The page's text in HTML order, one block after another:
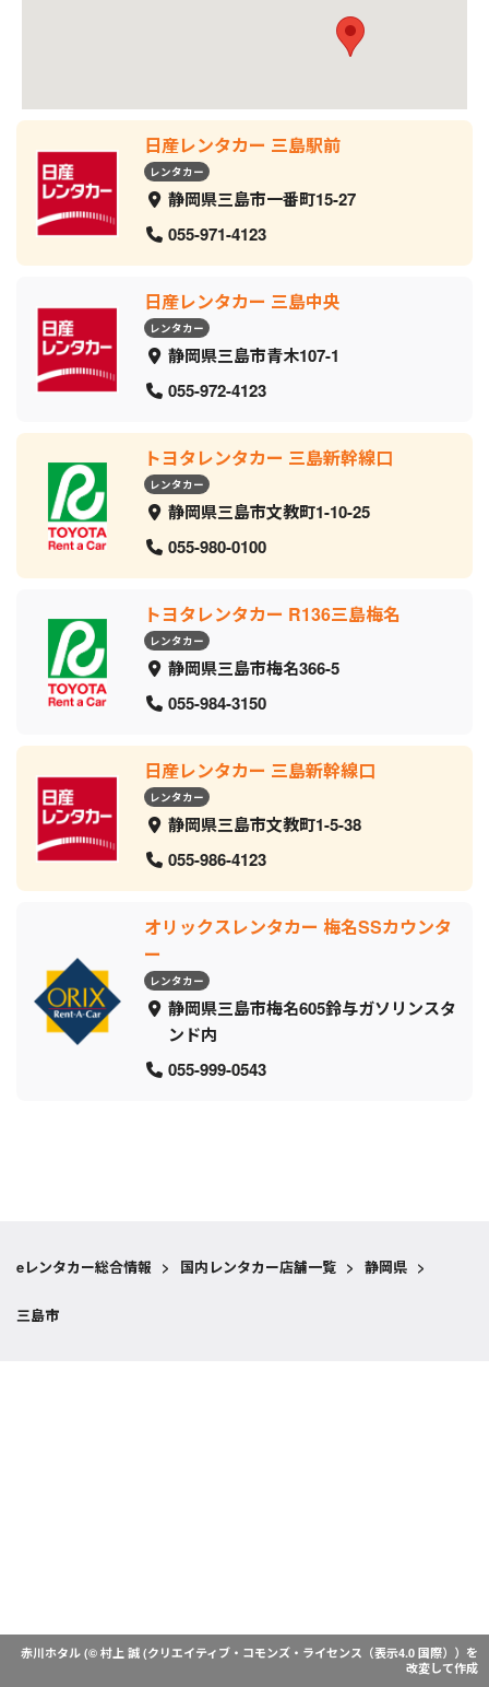
日産レンタカー 三島駅前
レンタカー
静岡県三島市一番町15-27
055-971-4123
日産レンタカー 三島中央
レンタカー
静岡県三島市青木107-1
055-972-4123
トヨタレンタカー 三島新幹線口
レンタカー
静岡県三島市文教町1-10-25
055-980-0100
トヨタレンタカー R136三島梅名
レンタカー
静岡県三島市梅名366-5
055-984-3150
日産レンタカー 三島新幹線口
レンタカー
静岡県三島市文教町1-5-38
055-986-4123
オリックスレンタカー 梅名SSカウンタ
ー
レンタカー
静岡県三島市梅名605鈴与ガソリンスタ
ンド内
055-999-0543
eレンタカー総合情報 > 国内レンタカー店舗一覧 > 静岡県 >
三島市
赤川ホタル (© 村上 誠 (クリエイティブ・コモンズ・ライセンス（表示4.0 国際） ）を
改変して作成